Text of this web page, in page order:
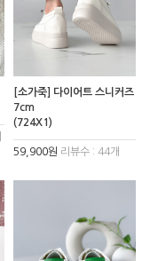
[소가죽] 다이어트 스니커즈
7cm
(724X1)
59,900원 리뷰수 : 44개